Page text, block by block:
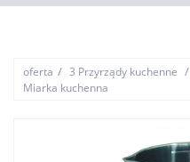
oferta / 3 Przyrządy kuchenne /
Miarka kuchenna